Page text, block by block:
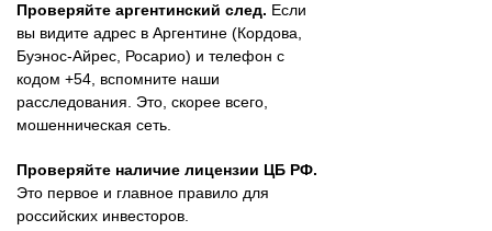
Проверяйте аргентинский след. Если
вы видите адрес в Аргентине (Кордова,
Буэнос-Айрес, Росарио) и телефон с
кодом +54, вспомните наши
расследования. Это, скорее всего,
мошенническая сеть.
Проверяйте наличие лицензии ЦБ РФ.
Это первое и главное правило для
российских инвесторов.